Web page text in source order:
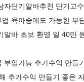
자단기알바추천 단기고
육아중에도 가능한 부
알바 초보 환영 일 40만
부업가능 추가수익 만들
추가수익 만들기 좋은